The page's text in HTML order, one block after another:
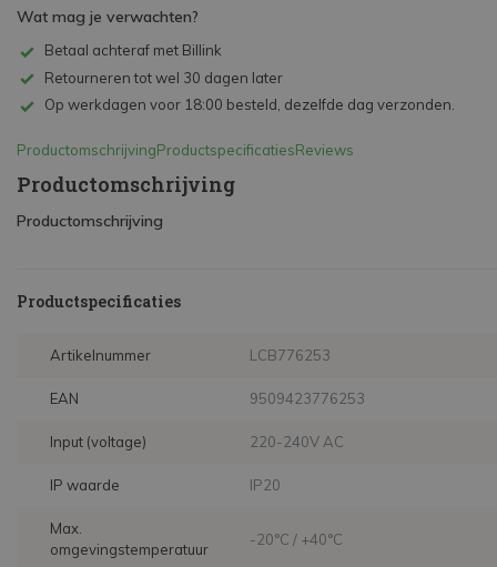
Wat mag je verwachten?
Betaal achteraf met Billink
Retourneren tot wel 30 dagen later
Op werkdagen voor 18:00 besteld, dezelfde dag verzonden.
ProductomschrijvingProductspecificatiesReviews
Productomschrijving
Productomschrijving
Productspecificaties
Artikelnummer LCB776253
EAN 9509423776253
Input (voltage) 220-240V AC
IP waarde IP20
Max.
omgevingstemperatuur
-20°C / +40°C